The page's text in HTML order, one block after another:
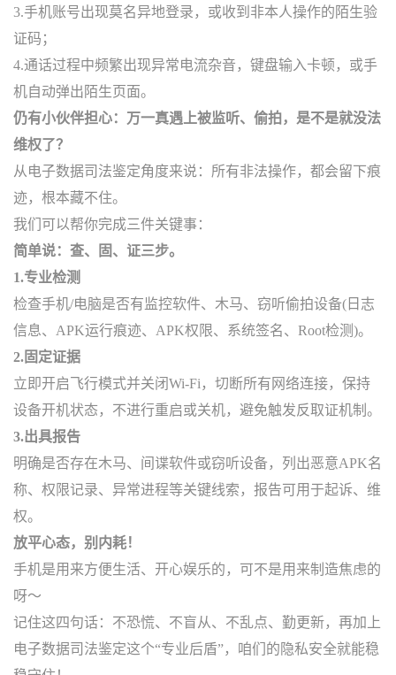
3.手机账号出现莫名异地登录，或收到非本人操作的陌生验
证码；
4.通话过程中频繁出现异常电流杂音，键盘输入卡顿，或手
机自动弹出陌生页面。
仍有小伙伴担心：万一真遇上被监听、偷拍，是不是就没法
维权了？
从电子数据司法鉴定角度来说：所有非法操作，都会留下痕
迹，根本藏不住。
我们可以帮你完成三件关键事：
简单说：查、固、证三步。
1.专业检测
检查手机/电脑是否有监控软件、木马、窃听偷拍设备(日志
信息、APK运行痕迹、APK权限、系统签名、Root检测)。
2.固定证据
立即开启飞行模式并关闭Wi-Fi，切断所有网络连接，保持
设备开机状态，不进行重启或关机，避免触发反取证机制。
3.出具报告
明确是否存在木马、间谍软件或窃听设备，列出恶意APK名
称、权限记录、异常进程等关键线索，报告可用于起诉、维
权。
放平心态，别内耗！
手机是用来方便生活、开心娱乐的，可不是用来制造焦虑的
呀～
记住这四句话：不恐慌、不盲从、不乱点、勤更新，再加上
电子数据司法鉴定这个“专业后盾”，咱们的隐私安全就能稳